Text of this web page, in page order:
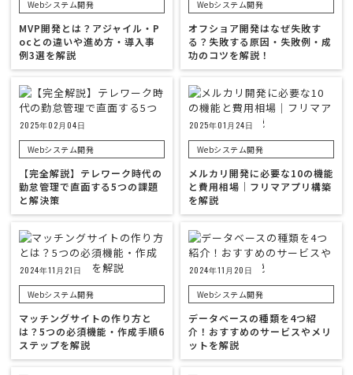
Webシステム開発
MVP開発とは？アジャイル・P
ocとの違いや進め方・導入事
例3選を解説
Webシステム開発
オフショア開発はなぜ失敗す
る？失敗する原因・失敗例・成
功のコツを解説！
2025年02月04日
Webシステム開発
【完全解説】テレワーク時代の
勤怠管理で直面する5つの課題
と解決策
2025年01月24日
Webシステム開発
メルカリ開発に必要な10の機能
と費用相場｜フリマアプリ構築
を解説
2024年11月21日
Webシステム開発
マッチングサイトの作り方と
は？5つの必須機能・作成手順6
ステップを解説
2024年11月20日
Webシステム開発
データベースの種類を4つ紹
介！おすすめのサービスやメリ
ットを解説